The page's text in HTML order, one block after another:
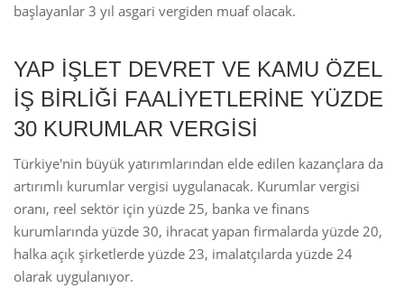
başlayanlar 3 yıl asgari vergiden muaf olacak.
YAP İŞLET DEVRET VE KAMU ÖZEL
İŞ BİRLİĞİ FAALİYETLERİNE YÜZDE
30 KURUMLAR VERGİSİ
Türkiye'nin büyük yatırımlarından elde edilen kazançlara da
artırımlı kurumlar vergisi uygulanacak. Kurumlar vergisi
oranı, reel sektör için yüzde 25, banka ve finans
kurumlarında yüzde 30, ihracat yapan firmalarda yüzde 20,
halka açık şirketlerde yüzde 23, imalatçılarda yüzde 24
olarak uygulanıyor.